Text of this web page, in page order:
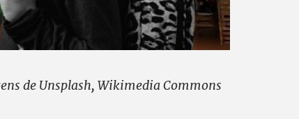
de Unsplash, Wikimedia Commons